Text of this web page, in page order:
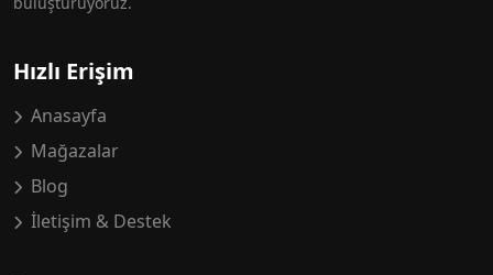
Hızlı Erişim
Anasayfa
Mağazalar
Blog
İletişim & Destek